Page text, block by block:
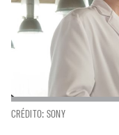
CRÉDITO: SONY